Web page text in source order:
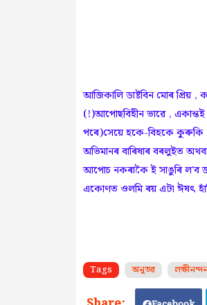
আজিকালি ডাষ্টবিন মোৰ প্ৰিয়
(!)আপোছবিহীন ভাৱে ,
পৰে)সেয়ে হকে-বিহকে কুৰুকি -
অভিমানৰ বাৰিষাৰ বৰলুইত
আপোচ নকৰাকৈ ই সাঙুৰি ল'ব
একোণত ওলমি ৰয় এটা ঈষৎ
Tags অনুভৱ